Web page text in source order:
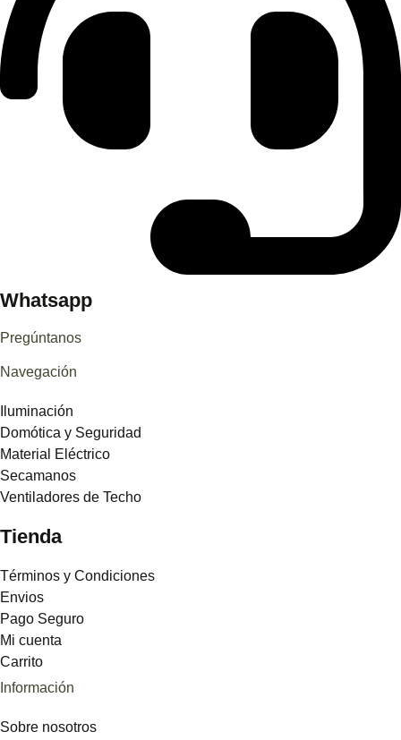
Whatsapp
Pregúntanos
Navegación
Iluminación
Domótica y Seguridad
Material Eléctrico
Secamanos
Ventiladores de Techo
Tienda
Términos y Condiciones
Envios
Pago Seguro
Mi cuenta
Carrito
Información
Sobre nosotros